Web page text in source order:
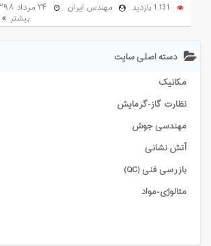
1,131 بازدید مهندس ایران ۲۴ مرداد ۱۳۹۸
بیشتر
دسته اصلی سایت
مکانیک
نظارت گاز-گرمایش
مهندسی جوش
آتش نشانی
بازرسی فنی (QC)
متالوژی-مواد